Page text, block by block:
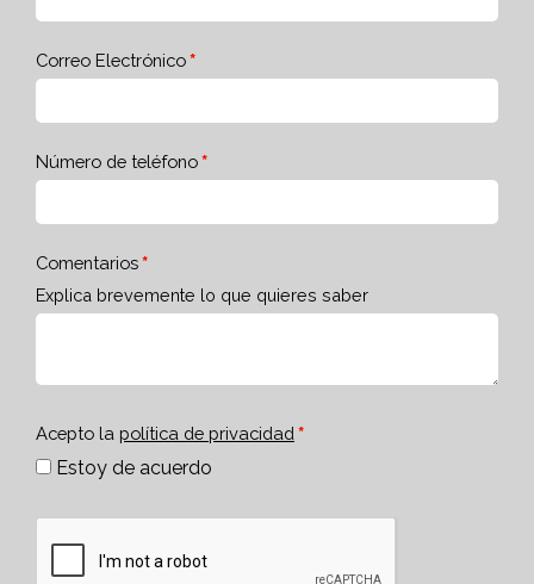
Correo Electrónico
Número de teléfono
Comentarios
Explica brevemente lo que quieres saber
Acepto la política de privacidad
Estoy de acuerdo